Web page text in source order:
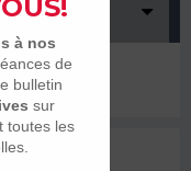
ici
en ligne